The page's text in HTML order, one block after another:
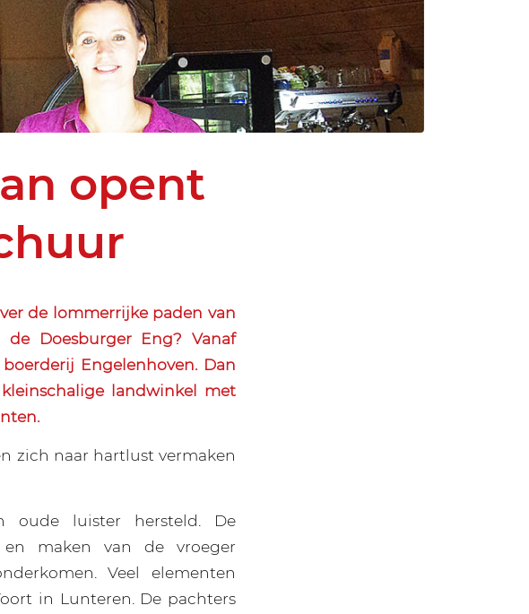
opent
de lommerrijke paden van
Doesburger Eng? Vanaf
Engelenhoven. Dan
landwinkel met
zich naar hartlust vermaken
oude luister hersteld. De
maken van de vroeger
Veel elementen
in Lunteren. De pachters